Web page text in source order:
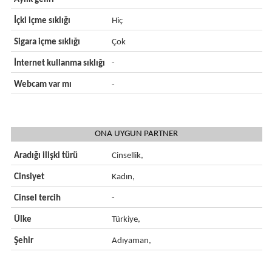
İçki içme sıklığı Hiç
Sigara içme sıklığı Çok
İnternet kullanma sıklığı -
Webcam var mı -
ONA UYGUN PARTNER
Aradığı ilişki türü Cinsellik,
Cinsiyet Kadın,
Cinsel tercih -
Ülke Türkiye,
Şehir Adıyaman,